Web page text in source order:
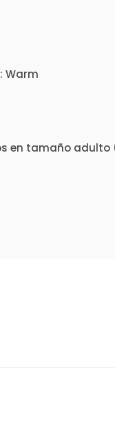
Warm
en tamaño adulto